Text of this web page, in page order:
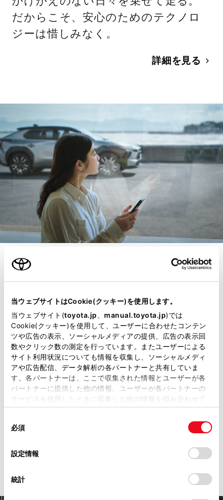
当ウェブサイトはCookie(クッキー)を使用します。
当ウェブサイト(toyota.jp manual.toyota.jp)では
Cookie(クッキー)を使用して、ユーザーに合わせたコンテン
ツや広告の表示、ソーシャルメディアの提供、広告の表示回
数やクリック数の測定を行っています。またユーザーによる
サイト利用状況についても情報を収集し、ソーシャルメディ
アや広告配信、データ解析の各パートナーと共有していま
す。各パートナーは、ここで収集された情報とユーザーが各
パートナーに提供した他の情報、ユーザーが各パートナーの
サービスを使用したときに収集した他の情報を組み合わせて
使用することがあります。当ウェブサイトの使用を続行する
デバイスにすべてのCookie(クッキー)が保存されることに同
意したことになります。Cookie(クッキー)のオプトアウト、
設定の変更、同意を撤回したりするにあたっては、当社の
「Cookie（クッキー）情報の取り扱いについて
」をご覧くだ
必須
設定情報
統計
だからこそ、安心のためのテクノロ
ジーは惜しみなく。
詳細を見る
コネクティッド
クルマと通じ合え
る。
乗車前にエアコンをつけて車内を快適
にする。クルマの充電状況をスマー
トフォンで確認する。それはもう、
当たり前の暮らしの景色。
詳細を見る